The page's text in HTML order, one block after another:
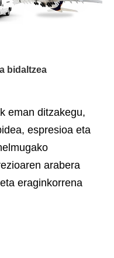
bidaltzea
eman ditzakegu,
espresioa eta
arabera
eraginkorrena